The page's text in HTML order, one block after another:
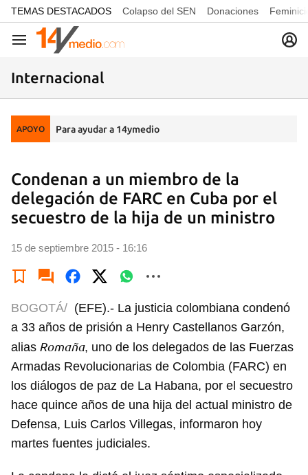
common.go-to-content
TEMAS DESTACADOS Colapso del SEN Donaciones
Navegación
Internacional
APOYO Para ayudar a 14ymedio
Condenan a un miembro de la
delegación de FARC en Cuba por el
secuestro de la hija de un ministro
15 de septiembre 2015 - 16:16
BOGOTÁ/ (EFE).- La justicia colombiana condenó
a 33 años de prisión a Henry Castellanos Garzón,
alias Romaña, uno de los delegados de las Fuerzas
Armadas Revolucionarias de Colombia (FARC) en
los diálogos de paz de La Habana, por el secuestro
hace quince años de una hija del actual ministro de
Defensa, Luis Carlos Villegas, informaron hoy
martes fuentes judiciales.